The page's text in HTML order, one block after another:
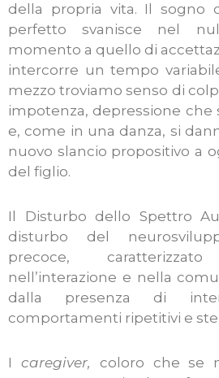
della propria vita. Il sogno
perfetto svanisce nel
momento a quello di
intercorre un tempo
mezzo troviamo senso di
impotenza, depressione che
e, come in una danza, si
nuovo slancio propositivo a
del figlio.
Il Disturbo dello Spettro
disturbo del
precoce,
nell’interazione e nella
dalla presenza di
comportamenti ripetitivi e
I caregiver, coloro che se